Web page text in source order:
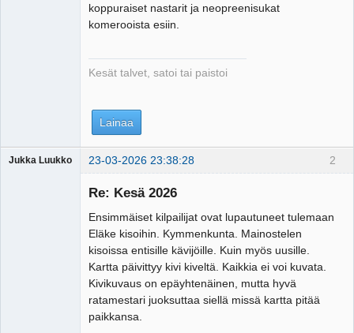
koppuraiset nastarit ja neopreenisukat
komerooista esiin.
Kesät talvet, satoi tai paistoi
Lainaa
2
Jukka Luukko 23-03-2026 23:38:28
Re: Kesä 2026
Ensimmäiset kilpailijat ovat lupautuneet tulemaan
Eläke kisoihin. Kymmenkunta. Mainostelen
kisoissa entisille kävijöille. Kuin myös uusille.
Kartta päivittyy kivi kiveltä. Kaikkia ei voi kuvata.
Kivikuvaus on epäyhtenäinen, mutta hyvä
ratamestari juoksuttaa siellä missä kartta pitää
paikkansa.